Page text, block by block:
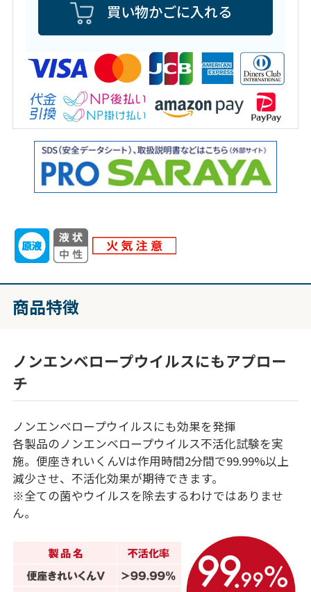
買い物かごに入れる
商品特徴
ノンエンベロープウイルスにもアプロー
チ
ノンエンベロープウイルスにも効果を発揮
各製品のノンエンベロープウイルス不活化試験を実
施。便座きれいくんVは作用時間2分間で99.99%以上
減少させ、不活化効果が期待できます。
※全ての菌やウイルスを除去するわけではありませ
ん。